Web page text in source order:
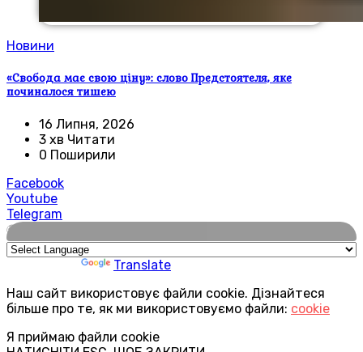
Новини
«Свобода має свою ціну»: слово Предстоятеля, яке
починалося тишею
16 Липня, 2026
3 хв Читати
0 Поширили
Facebook
Youtube
Telegram
🌍
Translate
Наш сайт використовує файли cookie. Дізнайтеся
більше про те, як ми використовуємо файли: cookie
Я приймаю файли cookie